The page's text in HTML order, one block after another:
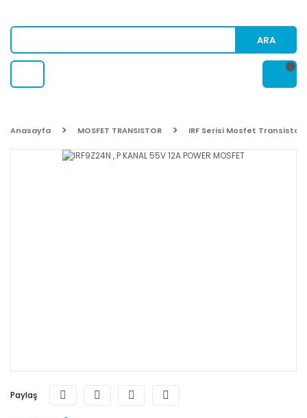
ARA
Anasayfa MOSFET TRANSISTOR IRF Serisi Mosfet Transistor
Paylaş